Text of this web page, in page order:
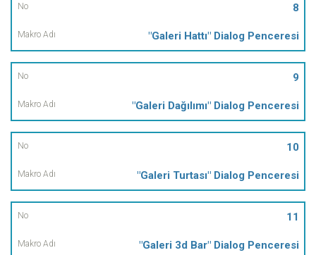
8
"Galeri Hattı" Dialog Penceresi
9
"Galeri Dağılımı" Dialog Penceresi
10
"Galeri Turtası" Dialog Penceresi
11
"Galeri 3d Bar" Dialog Penceresi